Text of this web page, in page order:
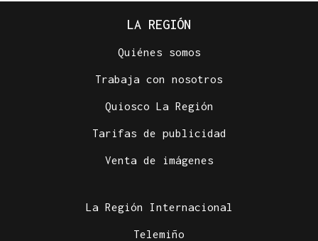
LA REGIÓN
Quiénes somos
Trabaja con nosotros
Quiosco La Región
Tarifas de publicidad
Venta de imágenes
La Región Internacional
Telemiño